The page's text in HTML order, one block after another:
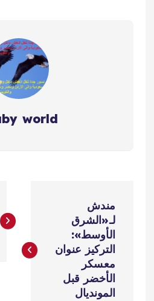
world
ص
مندش
لـ«الشرق
الأوسط»:
التركيز عنوان
معسكر
الأخضر قبل
المونديال